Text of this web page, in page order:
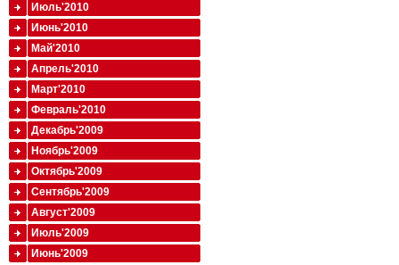
Июль'2010
Июнь'2010
Май'2010
Апрель'2010
Март'2010
Февраль'2010
Декабрь'2009
Ноябрь'2009
Октябрь'2009
Сентябрь'2009
Август'2009
Июль'2009
Июнь'2009